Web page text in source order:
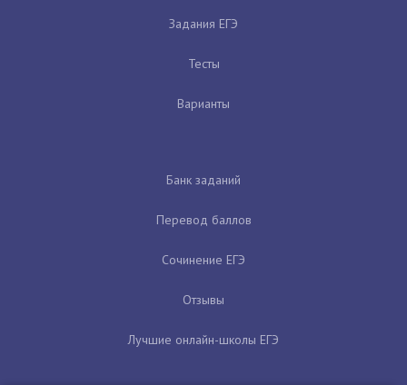
Задания ЕГЭ
Тесты
Варианты
Банк заданий
Перевод баллов
Сочинение ЕГЭ
Отзывы
Лучшие онлайн-школы ЕГЭ